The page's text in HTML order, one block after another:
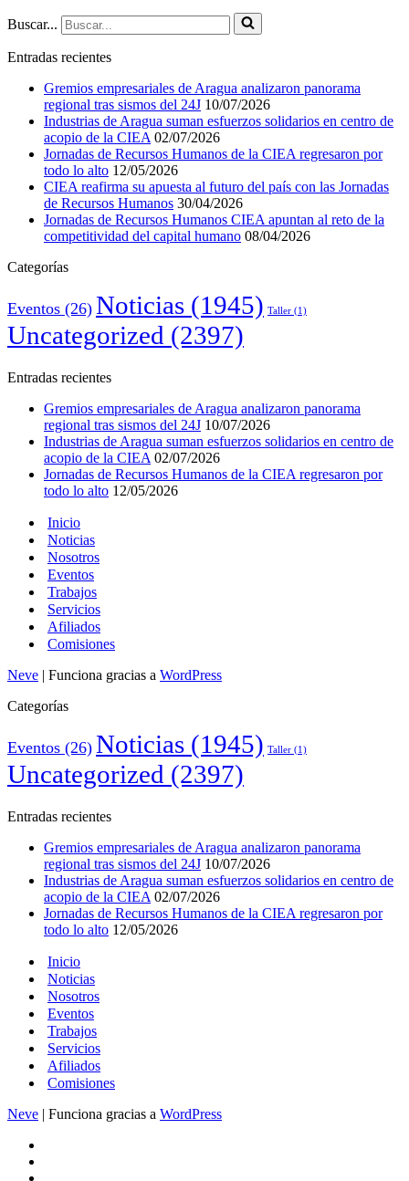
Buscar...
Entradas recientes
Gremios empresariales de Aragua analizaron panorama
regional tras sismos del 24J 10/07/2026
Industrias de Aragua suman esfuerzos solidarios en centro de
acopio de la CIEA 02/07/2026
Jornadas de Recursos Humanos de la CIEA regresaron por
todo lo alto 12/05/2026
CIEA reafirma su apuesta al futuro del país con las Jornadas
de Recursos Humanos 30/04/2026
Jornadas de Recursos Humanos CIEA apuntan al reto de la
competitividad del capital humano 08/04/2026
Categorías
Eventos (26) Noticias (1945) Taller (1)
Uncategorized (2397)
Entradas recientes
Gremios empresariales de Aragua analizaron panorama
regional tras sismos del 24J 10/07/2026
Industrias de Aragua suman esfuerzos solidarios en centro de
acopio de la CIEA 02/07/2026
Jornadas de Recursos Humanos de la CIEA regresaron por
todo lo alto 12/05/2026
Inicio
Noticias
Nosotros
Eventos
Trabajos
Servicios
Afiliados
Comisiones
Neve | Funciona gracias a WordPress
Categorías
Eventos (26) Noticias (1945) Taller (1)
Uncategorized (2397)
Entradas recientes
Gremios empresariales de Aragua analizaron panorama
regional tras sismos del 24J 10/07/2026
Industrias de Aragua suman esfuerzos solidarios en centro de
acopio de la CIEA 02/07/2026
Jornadas de Recursos Humanos de la CIEA regresaron por
todo lo alto 12/05/2026
Inicio
Noticias
Nosotros
Eventos
Trabajos
Servicios
Afiliados
Comisiones
Neve | Funciona gracias a WordPress